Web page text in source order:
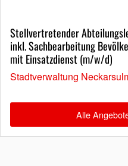
Stellvertretender
inkl. Sachbearbeitung
mit Einsatzdienst (m/w/d)
Stadtverwaltung
Alle